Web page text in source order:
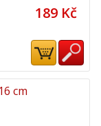
189 Kč
cm